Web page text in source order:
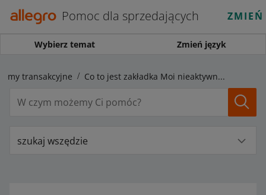
Pomoc dla sprzedających
Wybierz temat Zmień język
transakcyjne Co to jest zakładka Moi nieaktywni kupujący i jak z niej korzystać
szukaj wszędzie